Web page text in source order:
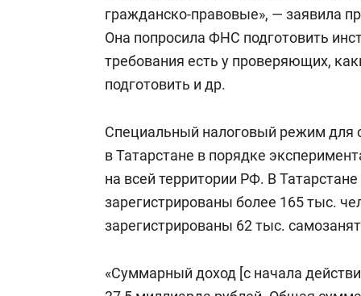
гражданско-правовые», — заявила
Она попросила ФНС подготовить
требования есть у проверяющих,
подготовить и др.
Специальный налоговый режим для
в Татарстане в порядке
на всей территории РФ. В
зарегистрированы более 165 тыс.
зарегистрированы 62 тыс.
«Суммарный доход [c начала